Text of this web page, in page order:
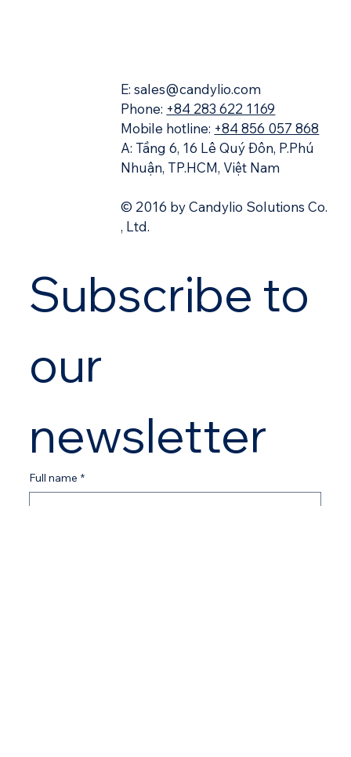
Subscribe to
our
newsletter
Full name
E: sales@candylio.com
Phone: +84 283 622 1169
Mobile hotline:+84 856 057 868
A: Tầng 6, 16 Lê Quý Đôn, P.Phú
© 2016 by Candylio Solutions Co.